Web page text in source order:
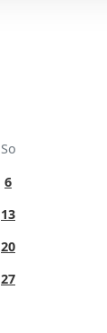
So
6
13
20
27